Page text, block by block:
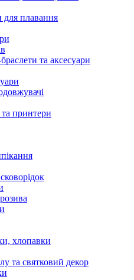
для плавання
та аксесуари
принтери
хлопавки
та святковий декор